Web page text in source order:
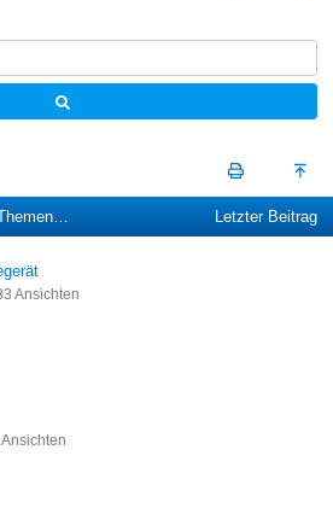
Letzter Beitrag
Ansichten
Ansichten